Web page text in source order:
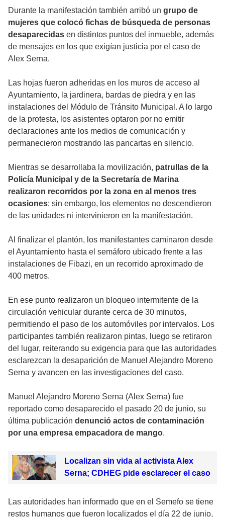
Durante la manifestación también arribó un grupo de
mujeres que colocó fichas de búsqueda de personas
desaparecidas en distintos puntos del inmueble, además
de mensajes en los que exigían justicia por el caso de
Alex Serna.
Las hojas fueron adheridas en los muros de acceso al
Ayuntamiento, la jardinera, bardas de piedra y en las
instalaciones del Módulo de Tránsito Municipal. A lo largo
de la protesta, los asistentes optaron por no emitir
declaraciones ante los medios de comunicación y
permanecieron mostrando las pancartas en silencio.
Mientras se desarrollaba la movilización, patrullas de la
Policía Municipal y de la Secretaría de Marina
realizaron recorridos por la zona en al menos tres
ocasiones; sin embargo, los elementos no descendieron
de las unidades ni intervinieron en la manifestación.
Al finalizar el plantón, los manifestantes caminaron desde
el Ayuntamiento hasta el semáforo ubicado frente a las
instalaciones de Fibazi, en un recorrido aproximado de
400 metros.
En ese punto realizaron un bloqueo intermitente de la
circulación vehicular durante cerca de 30 minutos,
permitiendo el paso de los automóviles por intervalos. Los
participantes también realizaron pintas, luego se retiraron
del lugar, reiterando su exigencia para que las autoridades
esclarezcan la desaparición de Manuel Alejandro Moreno
Serna y avancen en las investigaciones del caso.
Manuel Alejandro Moreno Serna (Alex Serna) fue
reportado como desaparecido el pasado 20 de junio, su
última publicación denunció actos de contaminación
por una empresa empacadora de mango.
Localizan sin vida al activista Alex
Serna; CDHEG pide esclarecer el caso
Las autoridades han informado que en el Semefo se tiene
restos humanos que fueron localizados el día 22 de junio,